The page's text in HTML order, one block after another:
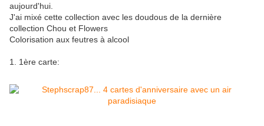
aujourd'hui.
J'ai mixé cette collection avec les doudous de la dernière
collection Chou et Flowers
Colorisation aux feutres à alcool
1. 1ère carte: